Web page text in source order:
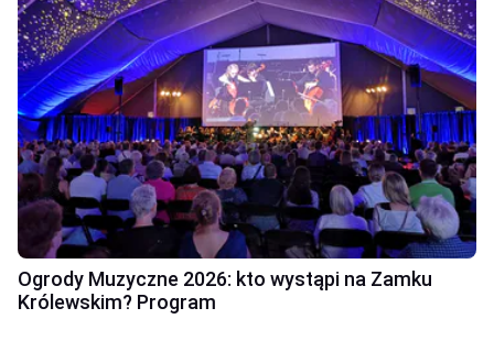
Ogrody Muzyczne 2026: kto wystąpi na Zamku
Królewskim? Program